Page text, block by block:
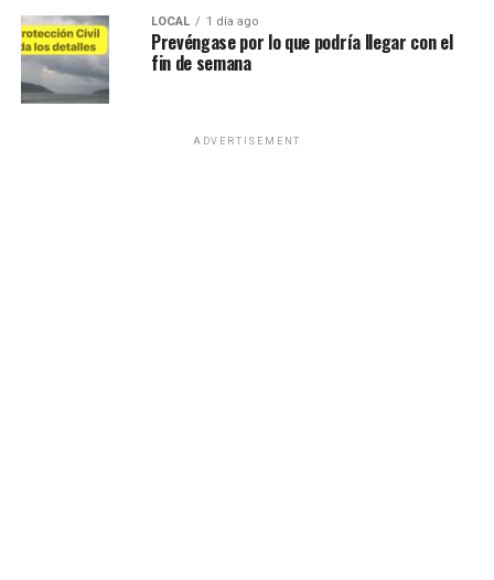
LOCAL 1 día ago
Prevéngase por lo que podría llegar con el
fin de semana
ADVERTISEMENT